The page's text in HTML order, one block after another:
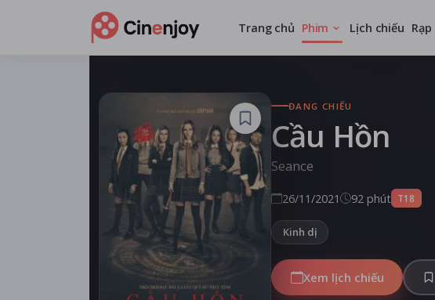
Trang chủ Phim Lịch chiếu Rạp
ĐANG CHIẾU
Cầu Hồn
Seance
26/11/2021 92 phút T18
Kinh dị
Xem lịch chiếu